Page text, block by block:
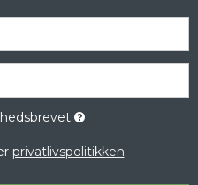
privatlivspolitikken